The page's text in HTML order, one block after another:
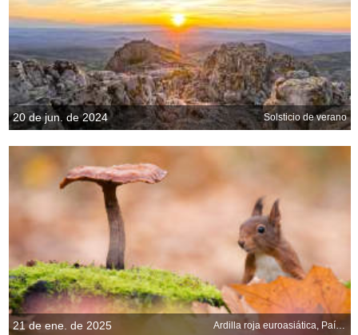
20 de jun. de 2024 Solsticio de verano
21 de ene. de 2025 Ardilla roja euroasiática, Países Bajos